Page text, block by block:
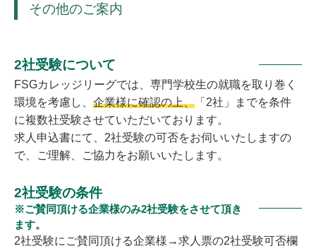
その他のご案内
2社受験について
FSGカレッジリーグでは、専門学校生の就職を取り巻く
環境を考慮し、 企業様に確認の上、 「2社」までを条件
に複数社受験させていただいております。
求人申込書にて、2社受験の可否をお伺いいたしますの
で、ご理解、ご協力をお願いいたします。
2社受験の条件
※ご賛同頂ける企業様のみ2社受験をさせて頂き
ます。
2社受験にご賛同頂ける企業様→求人票の2社受験可否欄